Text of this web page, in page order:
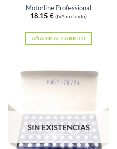
Valorado
con 4.67
de 5
Motorline Professional
18,15 € (IVA incluido)
AÑADIR AL CARRITO
SIN EXISTENCIAS